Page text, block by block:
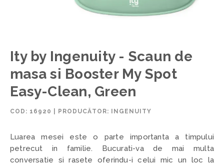
Ity by Ingenuity - Scaun de
masa si Booster My Spot
Easy-Clean, Green
COD: 16920 PRODUCĂTOR: INGENUITY
Luarea mesei este o parte importanta a timpului
petrecut in familie. Bucurati-va de mai multa
conversatie si rasete oferindu-i celui mic un loc la